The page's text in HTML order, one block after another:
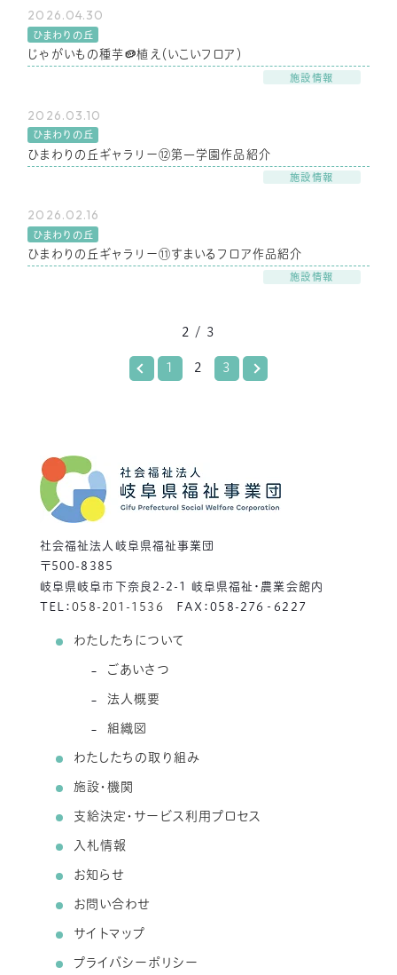
2026.04.30
ひまわりの丘
じゃがいもの種芋🥔植え（いこいフロア）
施設情報
2026.03.10
ひまわりの丘
ひまわりの丘ギャラリー⑫第一学園作品紹介
施設情報
2026.02.16
ひまわりの丘
ひまわりの丘ギャラリー⑪すまいるフロア作品紹介
施設情報
2 / 3
1 2 3
社会福祉法人岐阜県福祉事業団
〒500-8385
岐阜県岐阜市下奈良2-2-1 岐阜県福祉・農業会館内
TEL：058-201-1536 FAX：058-276‐6227
わたしたちについて
ごあいさつ
法人概要
組織図
わたしたちの取り組み
施設・機関
支給決定・サービス利用プロセス
入札情報
お知らせ
お問い合わせ
サイトマップ
プライバシーポリシー